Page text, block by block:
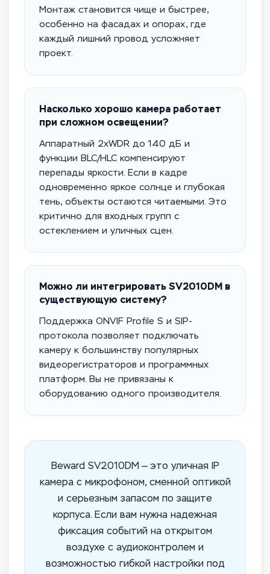
Монтаж становится чище и быстрее,
особенно на фасадах и опорах, где
каждый лишний провод усложняет
проект.
Насколько хорошо камера работает
при сложном освещении?
Аппаратный 2xWDR до 140 дБ и
функции BLC/HLC компенсируют
перепады яркости. Если в кадре
одновременно яркое солнце и глубокая
тень, объекты остаются читаемыми. Это
критично для входных групп с
остеклением и уличных сцен.
Можно ли интегрировать SV2010DM в
существующую систему?
Поддержка ONVIF Profile S и SIP-
протокола позволяет подключать
камеру к большинству популярных
видеорегистраторов и программных
платформ. Вы не привязаны к
оборудованию одного производителя.
Beward SV2010DM — это уличная IP
камера с микрофоном, сменной оптикой
и серьезным запасом по защите
корпуса. Если вам нужна надежная
фиксация событий на открытом
воздухе с аудиоконтролем и
возможностью гибкой настройки под